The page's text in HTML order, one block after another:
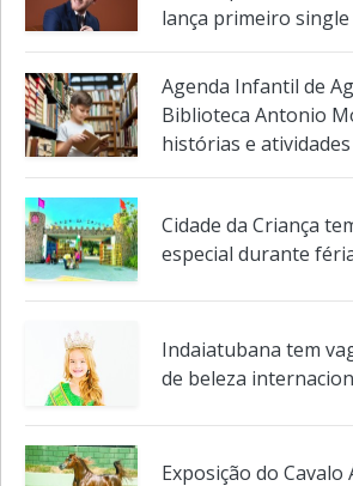
Cantor Pedro
Itu o espetáculo
lança primeiro
Agenda Infantil de
histórias e
especial durante
de beleza